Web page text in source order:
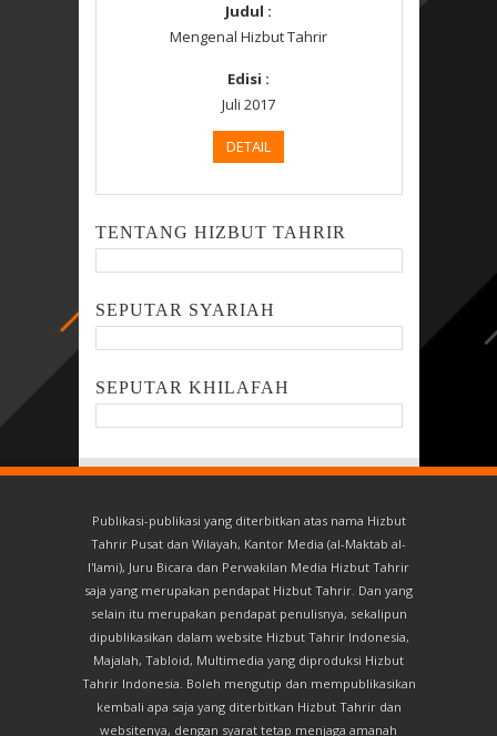
Judul :
Mengenal Hizbut Tahrir
Edisi :
Juli 2017
DETAIL
TENTANG HIZBUT TAHRIR
SEPUTAR SYARIAH
SEPUTAR KHILAFAH
Publikasi-publikasi yang diterbitkan atas nama Hizbut
Tahrir Pusat dan Wilayah, Kantor Media (al-Maktab al-
I'lami), Juru Bicara dan Perwakilan Media Hizbut Tahrir
saja yang merupakan pendapat Hizbut Tahrir. Dan yang
selain itu merupakan pendapat penulisnya, sekalipun
dipublikasikan dalam website Hizbut Tahrir Indonesia,
Majalah, Tabloid, Multimedia yang diproduksi Hizbut
Tahrir Indonesia. Boleh mengutip dan mempublikasikan
kembali apa saja yang diterbitkan Hizbut Tahrir dan
websitenya, dengan syarat tetap menjaga amanah